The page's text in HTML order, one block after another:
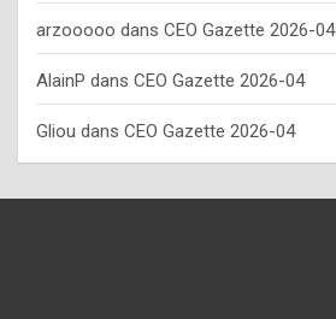
n
y
o
u
s
h
arzooooo dans CEO Gazette 2026-04
AlainP dans CEO Gazette 2026-04
Gliou dans CEO Gazette 2026-04